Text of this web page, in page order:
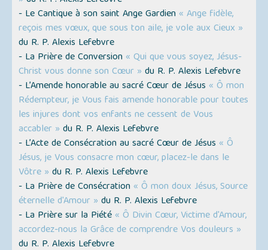
- Le Cantique à son saint Ange Gardien « Ange fidèle,
reçois mes vœux, que sous ton aile, je vole aux Cieux »
du R. P. Alexis Lefebvre
- La Prière de Conversion « Qui que vous soyez, Jésus-
Christ vous donne son Cœur » du R. P. Alexis Lefebvre
- L’Amende honorable au sacré Cœur de Jésus « Ô mon
Rédempteur, je Vous fais amende honorable pour toutes
les injures dont vos enfants ne cessent de Vous
accabler » du R. P. Alexis Lefebvre
- L’Acte de Consécration au sacré Cœur de Jésus « Ô
Jésus, je Vous consacre mon cœur, placez-le dans le
Vôtre » du R. P. Alexis Lefebvre
- La Prière de Consécration « Ô mon doux Jésus, Source
éternelle d'Amour » du R. P. Alexis Lefebvre
- La Prière sur la Piété « Ô Divin Cœur, Victime d'Amour,
accordez-nous la Grâce de comprendre Vos douleurs »
du R. P. Alexis Lefebvre